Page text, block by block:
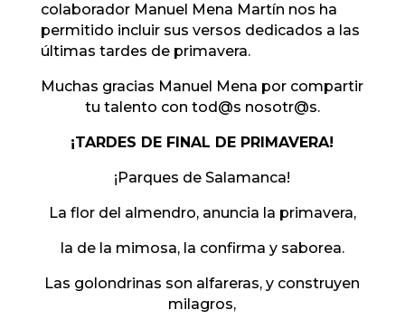
colaborador Manuel Mena Martín nos ha
permitido incluir sus versos dedicados a las
últimas tardes de primavera.
Muchas gracias Manuel Mena por compartir
tu talento con tod@s nosotr@s.
¡TARDES DE FINAL DE PRIMAVERA!
¡Parques de Salamanca!
La flor del almendro, anuncia la primavera,
la de la mimosa, la confirma y saborea.
Las golondrinas son alfareras, y construyen
milagros,